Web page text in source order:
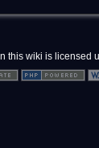
this wiki is licensed